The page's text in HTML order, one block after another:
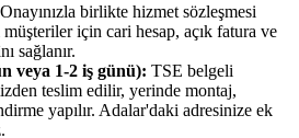
Onayınızla birlikte hizmet sözleşmesi
için cari hesap, açık fatura ve
sağlanır.
veya 1-2 iş günü): TSE belgeli
teslim edilir, yerinde montaj,
yapılır. Adalar'daki adresinize ek